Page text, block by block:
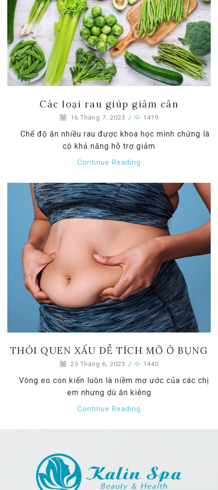
Các loại rau giúp giảm cân
16 Tháng 7, 2023 / 1419
Chế độ ăn nhiều rau được khoa học minh chứng là
có khả năng hỗ trợ giảm
Continue Reading
THÓI QUEN XẤU DỄ TÍCH MỠ Ở BỤNG
25 Tháng 6, 2023 / 1440
Vòng eo con kiến luôn là niềm mơ ước của các chị
em nhưng dù ăn kiêng
Continue Reading